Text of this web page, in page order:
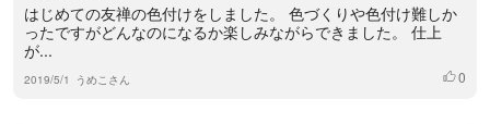
はじめての友禅の色付けをしました。 色づくりや色付け難しか
ったですがどんなのになるか楽しみながらできました。 仕上
が...
2019/5/1 うめこさん いいね
0